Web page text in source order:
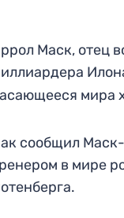
Маск, отец
мира
сообщил
в мире